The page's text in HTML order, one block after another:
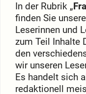
In der Rubrik „
finden Sie
Leserinnen und
zum Teil Inhalte
den
wir unseren
Es handelt sich
redaktionell